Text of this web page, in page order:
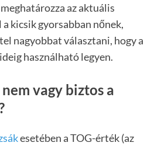
az aktuális
kicsik gyorsabban nőnek,
nagyobbat választani, hogy a
használható legyen.
vagy biztos a
esetében a TOG-érték (az